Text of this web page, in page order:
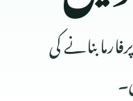
بنانے کی